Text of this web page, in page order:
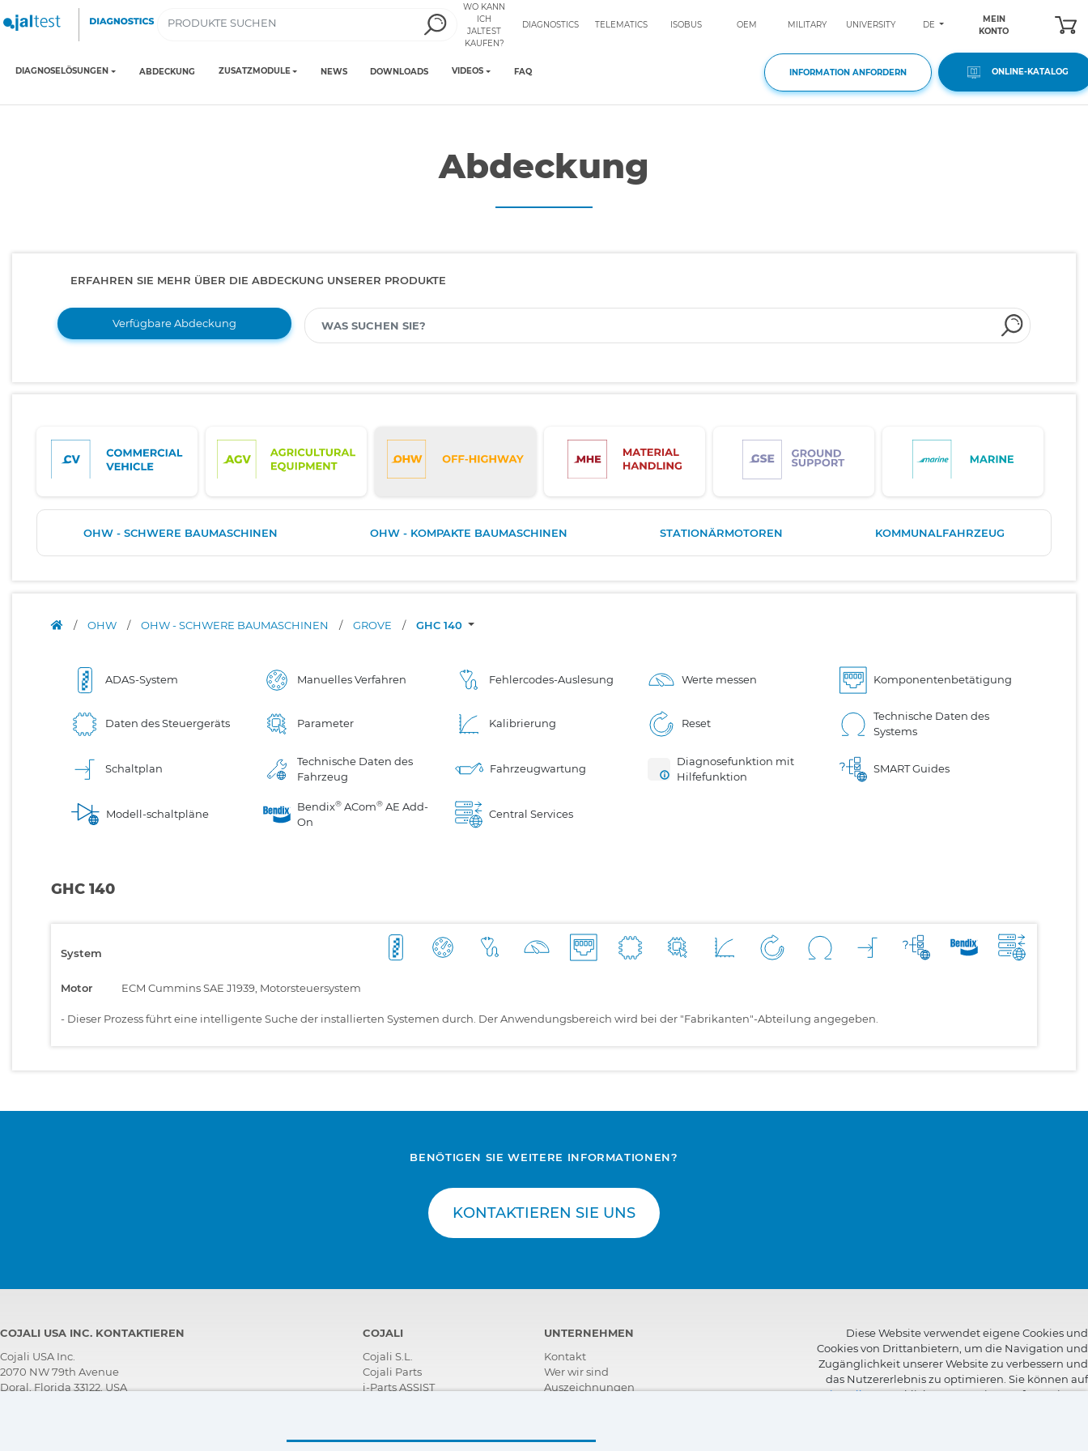
WO KANN
ICH
JALTEST
KAUFEN?
DIAGNOSTICS TELEMATICS ISOBUS OEM MILITARY UNIVERSITY DE
MEIN
KONTO
DIAGNOSELÖSUNGEN ABDECKUNG ZUSATZMODULE NEWS DOWNLOADS VIDEOS FAQ INFORMATION ANFORDERN ONLINE-KATALOG
Abdeckung
ERFAHREN SIE MEHR ÜBER DIE ABDECKUNG UNSERER PRODUKTE
Verfügbare Abdeckung
OHW - SCHWERE BAUMASCHINEN OHW - KOMPAKTE BAUMASCHINEN STATIONÄRMOTOREN KOMMUNALFAHRZEUG
/ OHW / OHW - SCHWERE BAUMASCHINEN / GROVE / GHC 140
ADAS-System Manuelles Verfahren Fehlercodes-Auslesung Werte messen Komponentenbetätigung
Daten des Steuergeräts Parameter Kalibrierung Reset
Technische Daten des
Systems
Schaltplan
Technische Daten des
Fahrzeug
Fahrzeugwartung
Diagnosefunktion mit
Hilfefunktion
SMART Guides
Modell-schaltpläne
Bendix® ACom® AE Add-
On
Central Services
GHC 140
System
Motor ECM Cummins SAE J1939, Motorsteuersystem
- Dieser Prozess führt eine intelligente Suche der installierten Systemen durch. Der Anwendungsbereich wird bei der "Fabrikanten"-Abteilung angegeben.
BENÖTIGEN SIE WEITERE INFORMATIONEN?
KONTAKTIEREN SIE UNS
COJALI USA INC. KONTAKTIEREN
Cojali USA Inc.
2070 NW 79th Avenue
Doral, Florida 33122, USA
COJALI
Cojali S.L.
Cojali Parts
i-Parts ASSIST
UNTERNEHMEN
Kontakt
Wer wir sind
Auszeichnungen
Diese Website verwendet eigene Cookies und
Cookies von Drittanbietern, um die Navigation und
Zugänglichkeit unserer Website zu verbessern und
das Nutzererlebnis zu optimieren. Sie können auf
"Einstellungen"klicken, um weitere Informationen